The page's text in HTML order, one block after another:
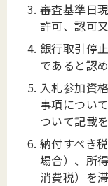
審査基準日
許可、認可
銀行取引停
であると認
入札参加資
事項につい
ついて記載
納付すべき
場合）、所
消費税）を